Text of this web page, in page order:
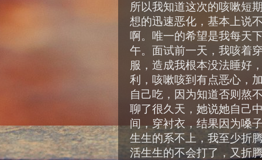
所以我知道这次的咳嗽短
想的迅速恶化，基本上说
啊。唯一的希望是我每天
午。面试前一天，我咳着
服，造成我根本没法睡好
利，咳嗽咳到有点恶心，
自己吃，因为知道否则熬
聊了很久天，她说她自己
间，穿衬衣，结果因为嗓
生生的系不上，我至少折
活生生的不会打了，又折